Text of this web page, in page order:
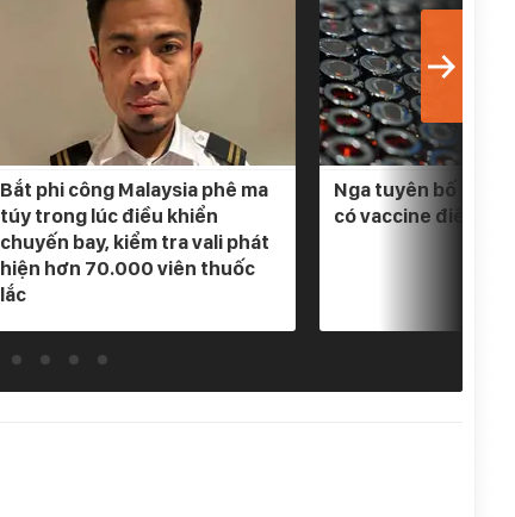
Bắt phi công Malaysia phê ma
túy trong lúc điều khiển
chuyến bay, kiểm tra vali phát
hiện hơn 70.000 viên thuốc
lắc
Nga tuyên bố 3 loại
có vaccine điều trị